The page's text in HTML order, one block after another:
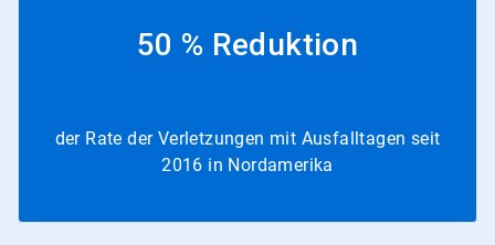
50 % Reduktion
der Rate der Verletzungen mit Ausfalltagen seit
2016 in Nordamerika